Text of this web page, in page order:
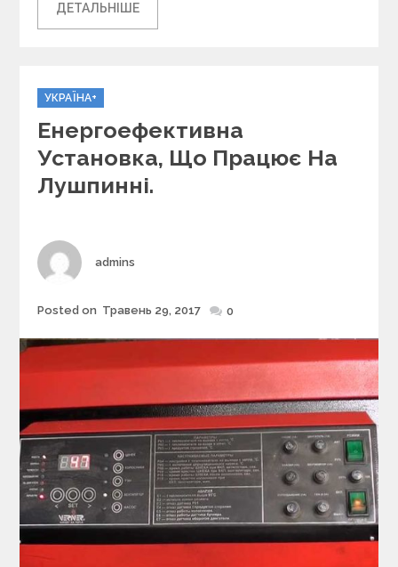
ДЕТАЛЬНІШЕ
C
a
e
g
o
e
s
УКРАЇНА+
Енергоефективна
Установка, Що Працює На
Лушпинні.
Author
admins
Posted
Posted on Травень 29, 2017 0